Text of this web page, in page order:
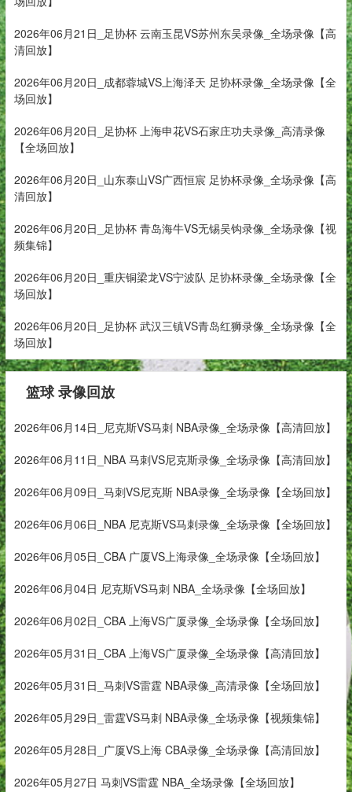
2026年06月21日_足协杯 云南玉昆VS苏州东吴录像_全场录像【高
清回放】
2026年06月20日_成都蓉城VS上海泽天 足协杯录像_全场录像【全
场回放】
2026年06月20日_足协杯 上海申花VS石家庄功夫录像_高清录像
【全场回放】
2026年06月20日_山东泰山VS广西恒宸 足协杯录像_全场录像【高
清回放】
2026年06月20日_足协杯 青岛海牛VS无锡吴钩录像_全场录像【视
频集锦】
2026年06月20日_重庆铜梁龙VS宁波队 足协杯录像_全场录像【全
场回放】
2026年06月20日_足协杯 武汉三镇VS青岛红狮录像_全场录像【全
场回放】
篮球 录像回放
2026年06月14日_尼克斯VS马刺 NBA录像_全场录像【高清回放】
2026年06月11日_NBA 马刺VS尼克斯录像_全场录像【高清回放】
2026年06月09日_马刺VS尼克斯 NBA录像_全场录像【全场回放】
2026年06月06日_NBA 尼克斯VS马刺录像_全场录像【全场回放】
2026年06月05日_CBA 广厦VS上海录像_全场录像【全场回放】
2026年06月04日 尼克斯VS马刺 NBA_全场录像【全场回放】
2026年06月02日_CBA 上海VS广厦录像_全场录像【全场回放】
2026年05月31日_CBA 上海VS广厦录像_全场录像【高清回放】
2026年05月31日_马刺VS雷霆 NBA录像_高清录像【全场回放】
2026年05月29日_雷霆VS马刺 NBA录像_全场录像【视频集锦】
2026年05月28日_广厦VS上海 CBA录像_全场录像【高清回放】
2026年05月27日 马刺VS雷霆 NBA_全场录像【全场回放】